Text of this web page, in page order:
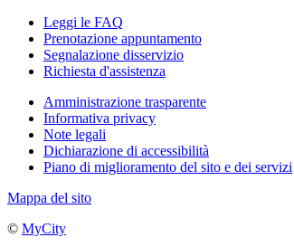
Leggi le FAQ
Prenotazione appuntamento
Segnalazione disservizio
Richiesta d'assistenza
Amministrazione trasparente
Informativa privacy
Note legali
Dichiarazione di accessibilità
Piano di miglioramento del sito e dei servizi
Mappa del sito
© MyCity